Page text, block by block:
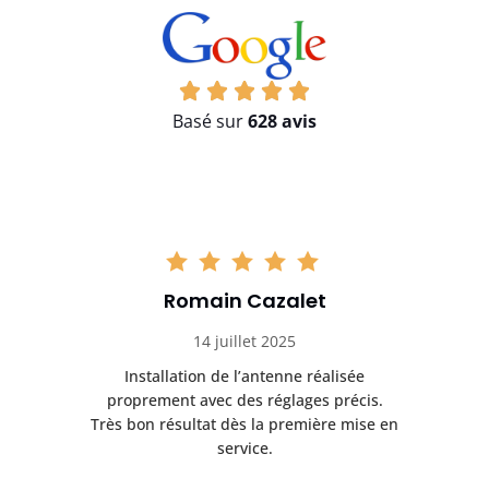
Basé sur628 avis
Romain Cazalet
14 juillet 2025
Installation de l’antenne réalisée
proprement avec des réglages précis.
Très bon résultat dès la première mise en
service.